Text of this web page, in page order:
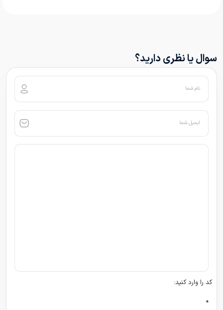
سوال یا نظری دارید؟
نام شما
ایمیل شما
کد را وارد کنید:
*